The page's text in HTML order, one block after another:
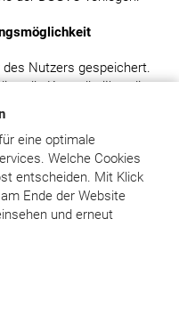
eine optimale
Welche Cookies
entscheiden. Mit Klick
Ende der Website
und erneut
Nutzers gespeichert.
volle Kontrolle über die
Änderung der
können Sie die
oder einschränken.
jederzeit gelöscht
erfolgen. Werden
können
der Internetseite
Custom